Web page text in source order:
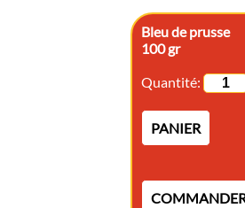
Bleu de prusse
100 gr
Quantité:
PANIER